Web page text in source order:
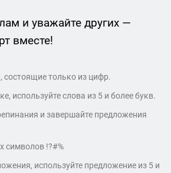
и уважайте других —
вместе!
состоящие только из цифр.
используйте слова из 5 и более букв.
и завершайте предложения
символов !?#%
используйте предложение из 5 и